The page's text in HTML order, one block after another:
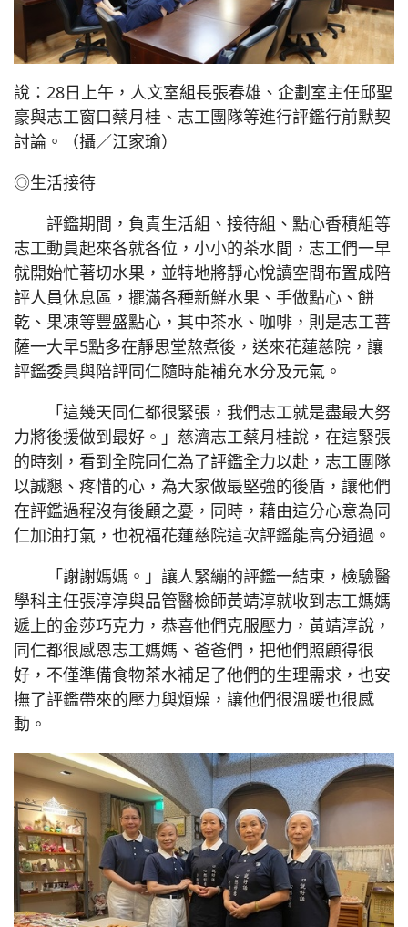
說：28日上午，人文室組長張春雄、企劃室主任邱聖
豪與志工窗口蔡月桂、志工團隊等進行評鑑行前默契
討論。（攝／江家瑜）
◎生活接待
評鑑期間，負責生活組、接待組、點心香積組等
志工動員起來各就各位，小小的茶水間，志工們一早
就開始忙著切水果，並特地將靜心悅讀空間布置成陪
評人員休息區，擺滿各種新鮮水果、手做點心、餅
乾、果凍等豐盛點心，其中茶水、咖啡，則是志工菩
薩一大早5點多在靜思堂熬煮後，送來花蓮慈院，讓
評鑑委員與陪評同仁隨時能補充水分及元氣。
「這幾天同仁都很緊張，我們志工就是盡最大努
力將後援做到最好。」慈濟志工蔡月桂說，在這緊張
的時刻，看到全院同仁為了評鑑全力以赴，志工團隊
以誠懇、疼惜的心，為大家做最堅強的後盾，讓他們
在評鑑過程沒有後顧之憂，同時，藉由這分心意為同
仁加油打氣，也祝福花蓮慈院這次評鑑能高分通過。
「謝謝媽媽。」讓人緊繃的評鑑一結束，檢驗醫
學科主任張淳淳與品管醫檢師黃靖淳就收到志工媽媽
遞上的金莎巧克力，恭喜他們克服壓力，黃靖淳說，
同仁都很感恩志工媽媽、爸爸們，把他們照顧得很
好，不僅準備食物茶水補足了他們的生理需求，也安
撫了評鑑帶來的壓力與煩燥，讓他們很溫暖也很感
動。